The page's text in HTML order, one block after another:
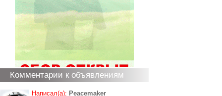
Комментарии к объявлениям
Написал(а): Peacemaker